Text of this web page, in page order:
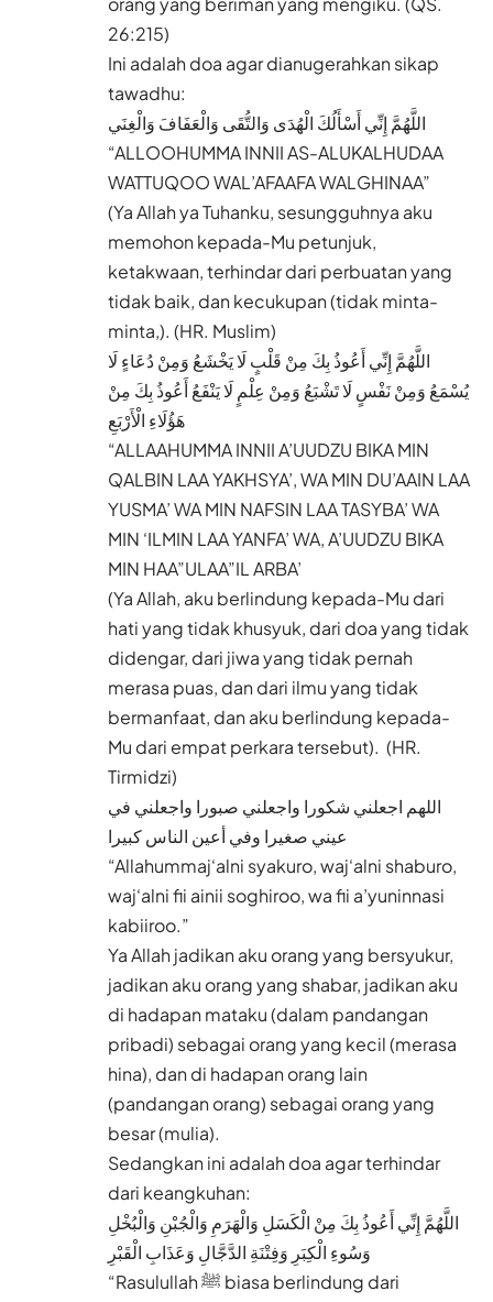
26:215)
Ini adalah doa agar dianugerahkan sikap
tawadhu:
اللَّهُمَّ إِنِّي أَسْأَلُكَ الْهُدَى وَالتُّقَى وَالْعَفَافَ وَالْغِنَي
“ALLOOHUMMA INNII AS-ALUKALHUDAA
WATTUQOO WAL’AFAAFA WALGHINAA”
(Ya Allah ya Tuhanku, sesungguhnya aku
memohon kepada-Mu petunjuk,
ketakwaan, terhindar dari perbuatan yang
tidak baik, dan kecukupan (tidak minta-
minta,). (HR. Muslim)
اللَّهُمَّ إِنِّي أَعُوذُ بِكَ مِنْ قَلْبٍ لَا يَخْشَعُ وَمِنْ دُعَاءٍ لَا
يُسْمَعُ وَمِنْ نَفْسٍ لَا تَشْبَعُ وَمِنْ عِلْمٍ لَا يَنْفَعُ أَعُوذُ بِكَ مِنْ
هَؤُلَاءِ الْأَرْبَعِ
“ALLAAHUMMA INNII A’UUDZU BIKA MIN
QALBIN LAA YAKHSYA’, WA MIN DU’AAIN LAA
YUSMA’ WA MIN NAFSIN LAA TASYBA’ WA
MIN ‘ILMIN LAA YANFA’ WA, A’UUDZU BIKA
MIN HAA”ULAA”IL ARBA’
(Ya Allah, aku berlindung kepada-Mu dari
hati yang tidak khusyuk, dari doa yang tidak
didengar, dari jiwa yang tidak pernah
merasa puas, dan dari ilmu yang tidak
bermanfaat, dan aku berlindung kepada-
Mu dari empat perkara tersebut). (HR.
Tirmidzi)
اللهم اجعلني شكورا واجعلني صبورا واجعلني في
عيني صغيرا وفي أعين الناس كبيرا
“Allahummaj‘alni syakuro, waj‘alni shaburo,
waj‘alni fii ainii soghiroo, wa fii a’yuninnasi
kabiiroo.”
Ya Allah jadikan aku orang yang bersyukur,
jadikan aku orang yang shabar, jadikan aku
di hadapan mataku (dalam pandangan
pribadi) sebagai orang yang kecil (merasa
hina), dan di hadapan orang lain
(pandangan orang) sebagai orang yang
besar (mulia).
Sedangkan ini adalah doa agar terhindar
dari keangkuhan:
اللَّهُمَّ إِنِّي أَعُوذُ بِكَ مِنْ الْكَسَلِ وَالْهَرَمِ وَالْجُبْنِ وَالْبُخْلِ
وَسُوءِ الْكِبَرِ وَفِتْنَةِ الدَّجَّالِ وَعَذَابِ الْقَبْرِ
“Rasulullah ﷺ biasa berlindung dari